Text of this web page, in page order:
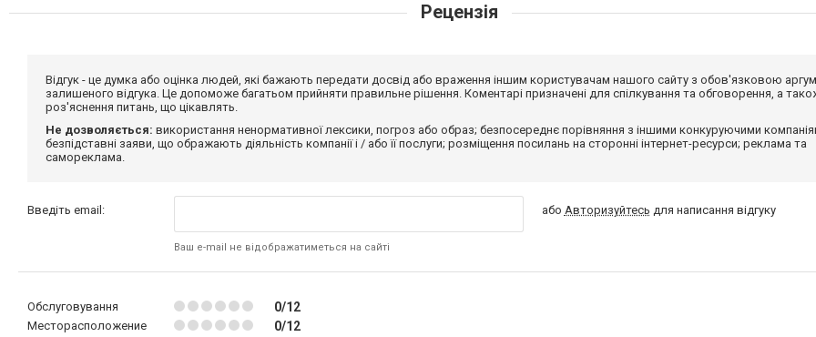
Рецензія
Відгук - це думка або оцінка людей, які бажають передати досвід або враження іншим користувачам нашого сайту з обов'язковою
залишеного відгука. Це допоможе багатьом прийняти правильне рішення. Коментарі призначені для спілкування та обговорення, а
роз'яснення питань, що цікавлять.
Не дозволяється: використання ненормативної лексики, погроз або образ; безпосереднє порівняння з іншими конкуруючими
безпідставні заяви, що ображають діяльність компанії і / або її послуги; розміщення посилань на сторонні інтернет-ресурси; реклама та
самореклама.
Введіть email:
Ваш e-mail не відображатиметься на сайті
або Авторизуйтесь для написання відгуку
Обслуговування 0/12
Месторасположение 0/12